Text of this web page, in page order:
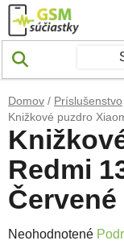
Prejsť na obsah
Domov / Príslušenstvo
Knižkové puzdro
Redmi
Červené
Priemerné
Neohodnotené